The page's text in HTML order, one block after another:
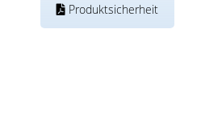
Produktsicherheit